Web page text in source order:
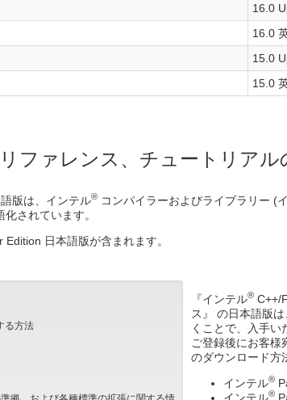
16.0
16.0
15.0
15.0
ファレンス、チュートリアル
版は、インテル® コンパイラーおよびライブラリー (
されています。
日本語版が含まれます。
る方法
『インテル® C++/
ス』 の日本語版は
くことで、入手い
ご登録後にお客様
のダウンロード方
インテル®
インテル®